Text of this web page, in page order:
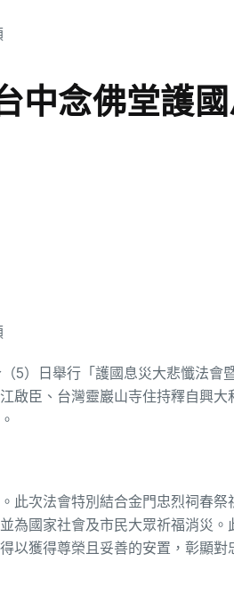
中念佛堂護
5）日舉行「護國息災大悲懺法會
啟臣、台灣靈巖山寺住持釋自興大
此次法會特別結合金門忠烈祠春祭
為國家社會及市民大眾祈福消災。
以獲得尊榮且妥善的安置，彰顯對